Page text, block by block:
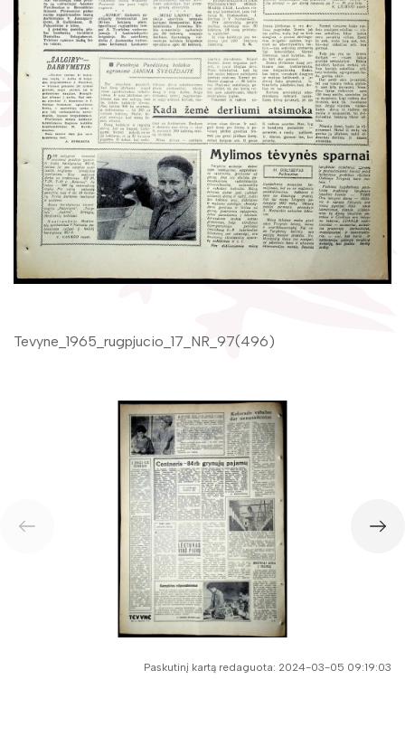
Gaunami periodiniai leidiniai
Tarpbibliotekinis abonementas
Knygomatai
Internetas
Klubai
Literatų klubas „Polėkis“
Interaktyvi kelionė
Gabrielės Petkevičaitės-Bitės literatūrinė
premija
Bibliotekos 70-metis
Virtuali biblioteka
Tevyne_1965_rugpjucio_17_NR_97(496)
Paskutinį kartą redaguota: 2024-03-05 09:19:03